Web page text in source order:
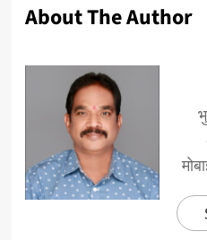
About The Author